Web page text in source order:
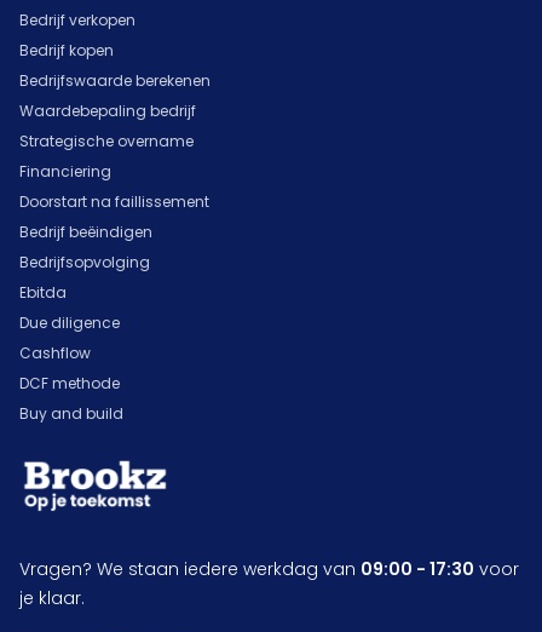
Bedrijf verkopen
Bedrijf kopen
Bedrijfswaarde berekenen
Waardebepaling bedrijf
Strategische overname
Financiering
Doorstart na faillissement
Bedrijf beëindigen
Bedrijfsopvolging
Ebitda
Due diligence
Cashflow
DCF methode
Buy and build
Vragen? We staan iedere werkdag van 09:00 - 17:30 voor
je klaar.